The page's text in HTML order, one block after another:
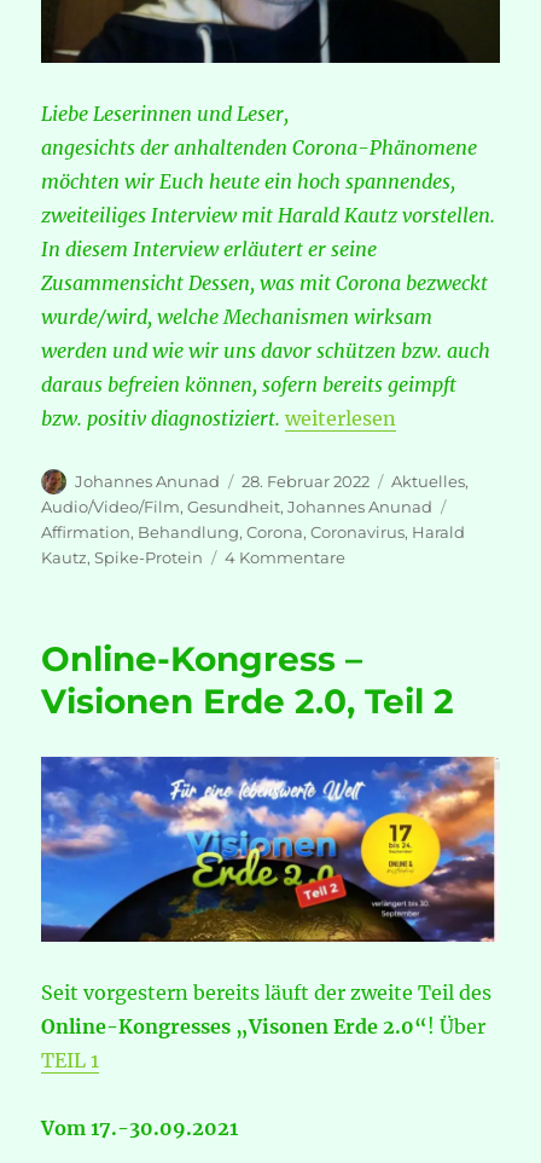
Liebe Leserinnen und Leser,
angesichts der anhaltenden Corona-Phänomene
möchten wir Euch heute ein hoch spannendes,
zweiteiliges Interview mit Harald Kautz vorstellen.
In diesem Interview erläutert er seine
Zusammensicht Dessen, was mit Corona bezweckt
wurde/wird, welche Mechanismen wirksam
werden und wie wir uns davor schützen bzw. auch
daraus befreien können, sofern bereits geimpft
bzw. positiv diagnostiziert. „Harald Kautz: Neue
weiterlesen
Autor
Johannes Anunad
Veröffentlicht
am
28. Februar 2022 Kategorien
Aktuelles,
Audio/Video/Film,Gesundheit,Johannes Anunad
Affirmation, Behandlung,Corona,Coronavirus, Harald
Kautz,Spike-Protein 4 Kommentarezu
Hilfen
Geimpfte!
Online-Kongress –
Visionen Erde 2.0, Teil 2
Seit vorgestern bereits läuft der zweite Teil des
Online-Kongresses „Visonen Erde 2.0“! Über
TEIL 1
Vom 17.-30.09.2021